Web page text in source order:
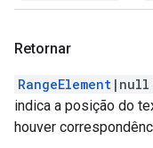
Retornar
RangeElement |null
indica a posição do
houver